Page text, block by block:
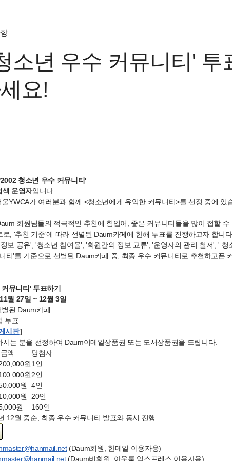
소년 우수 커뮤니티' 투
요!
청소년 우수 커뮤니티'
색 운영자입니다.
YWCA가 여러분과 함께 <청소년에게 유익한 커뮤니티>를 선정 중에 있
회원님들의 적극적인 추천에 힘입어, 좋은 커뮤니티들을 많이 접할 수
로, '추천 기준'에 따라 선별된 Daum카페에 한해 투표를 진행하고자 합니다.
보 공유', '청소년 참여율', '회원간의 정보 교류', '운영자의 관리 철저', ' 청
티'를 기준으로 선별된 Daum카페 중, 최종 우수 커뮤니티로 추천하고픈
뮤니티' 투표하기
월 27일 ~ 12월 3일
된 Daum카페
투표
시판]
시는 분을 선정하여 Daum이메일상품권 또는 도서상품권을 드립니다.
금액 당첨자
원1인
원2인
원
4인
원
20인
원
160인
12월 중순, 최종 우수 커뮤니티 발표와 동시 진행
(Daum회원, 한메일 이용자용)
(Daum비회원, 아웃룩 익스프레스 이용자용)